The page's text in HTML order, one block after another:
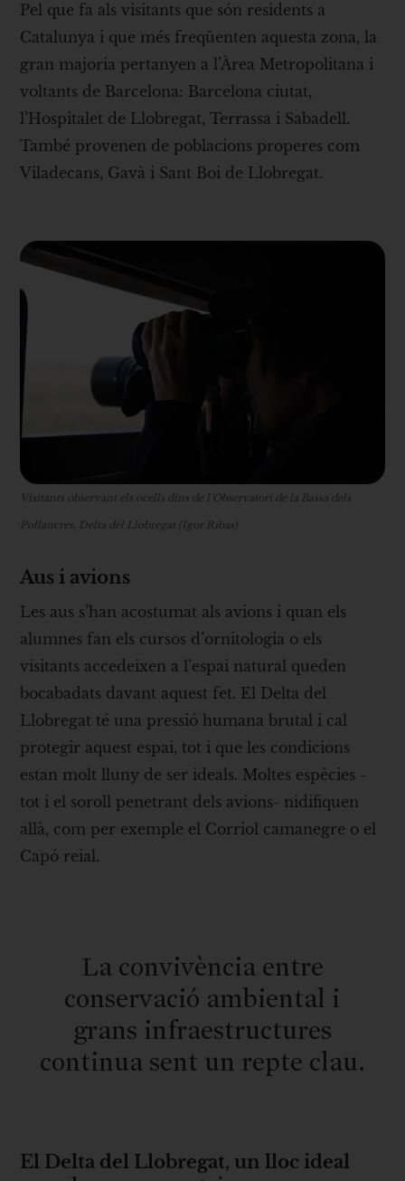
Pel que fa als visitants que són residents a
Catalunya i que més freqüenten aquesta zona, la
gran majoria pertanyen a l’Àrea Metropolitana i
voltants de Barcelona: Barcelona ciutat,
l’Hospitalet de Llobregat, Terrassa i Sabadell.
També provenen de poblacions properes com
Viladecans, Gavà i Sant Boi de Llobregat.
Visitants observant els ocells dins de l´Observatori de la Bassa dels
Pollancres, Delta del Llobregat (Igor Ribas)
Aus i avions
Les aus s’han acostumat als avions i quan els
alumnes fan els cursos d’ornitologia o els
visitants accedeixen a l’espai natural queden
bocabadats davant aquest fet. El Delta del
Llobregat té una pressió humana brutal i cal
protegir aquest espai, tot i que les condicions
estan molt lluny de ser ideals. Moltes espècies -
tot i el soroll penetrant dels avions- nidifiquen
allà, com per exemple el Corriol camanegre o el
Capó reial.
La convivència entre
conservació ambiental i
grans infraestructures
continua sent un repte clau.
El Delta del Llobregat, un lloc ideal